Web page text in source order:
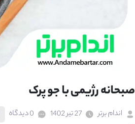
صبحانه رژیمی با جو پرک
اندام برتر